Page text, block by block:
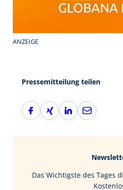
ANZEIGE
Pressemitteilung teilen
F
a
X
i
L
i
I
E
-
Das Wichtigste des Tages